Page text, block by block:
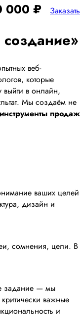
000 ₽ Заказать
создание»
веб-
которые
выйти в онлайн,
Мы создаём не
инструменты продаж
ваших целей
дизайн и
сомнения, цели. В
задание — мы
важные
и